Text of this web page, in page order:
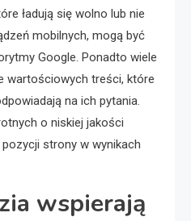
ładują się wolno lub nie
mobilnych, mogą być
Google. Ponadto wiele
wartościowych treści, które
na ich pytania.
o niskiej jakości
strony w wynikach
wspierają